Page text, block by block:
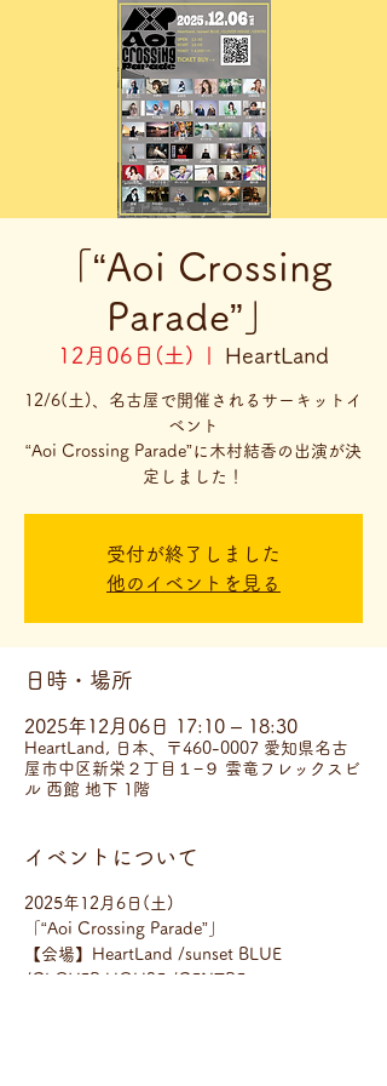
「“Aoi Crossing
Parade”」
12月06日(土) HeartLand
12/6(土)、名古屋で開催されるサーキットイ
ベント
“Aoi Crossing Parade”に木村結香の出演が決
定しました！
受付が終了しました
他のイベントを見る
日時・場所
2025年12月06日 17:10 – 18:30
HeartLand, 日本、〒460-0007 愛知県名古
屋市中区新栄２丁目１−９ 雲竜フレックスビ
ル 西館 地下 1階
イベントについて
2025年12月6日(土)
「“Aoi Crossing Parade”」
【会場】HeartLand /sunset BLUE
/CLOVER HOUSE /CENTRE